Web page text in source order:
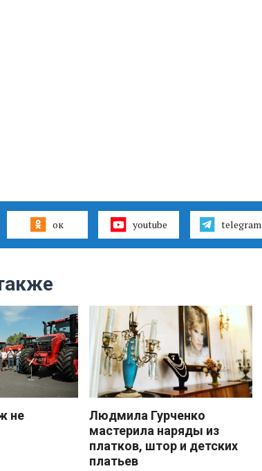
ок youtube telegram
не
Людмила Гурченко
мастерила наряды из
платков, штор и детских
платьев